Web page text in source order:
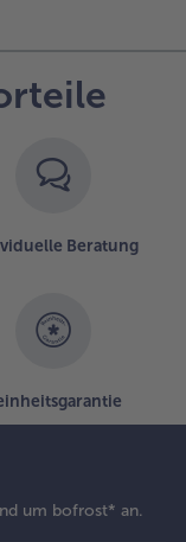
Beratung
um bofrost* an.